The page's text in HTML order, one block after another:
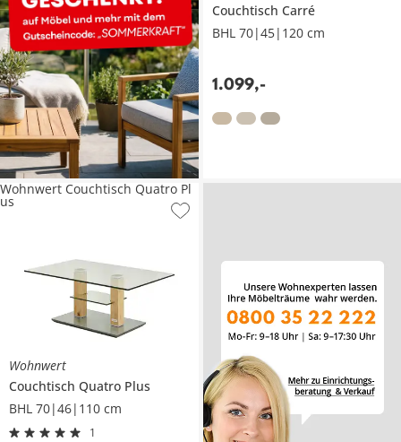
Couchtisch Carré
BHL 70|45|120 cm
1.099,-
Wohnwert
Couchtisch Quatro Plus
BHL 70|46|110 cm
1
Wohnwert Couchtisch Quatro Pl
us